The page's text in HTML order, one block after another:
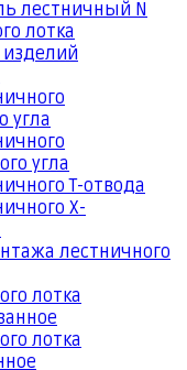
лестничный N
лотка
угла
угла
Т-отвода
Х-
лестничного
лотка
лотка